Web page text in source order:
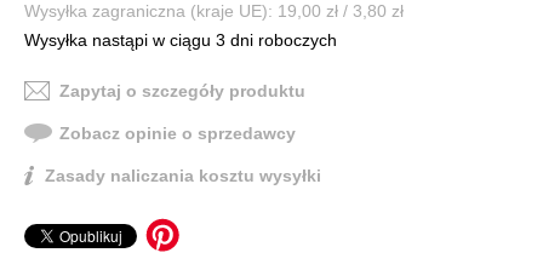
Wysyłka zagraniczna (kraje UE): 19,00 zł / 3,80 zł
Wysyłka nastąpi w ciągu 3 dni roboczych
Zapytaj o szczegóły produktu
Zobacz opinie o sprzedawcy
Zasady naliczania kosztu wysyłki